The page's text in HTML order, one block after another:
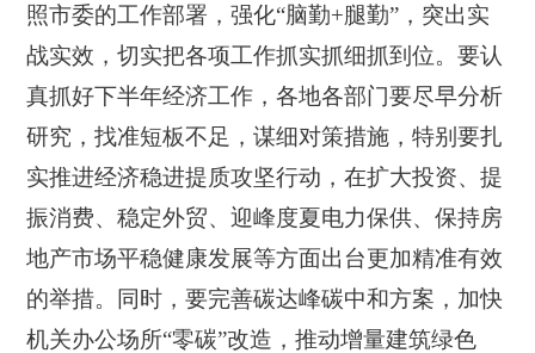
照市委的工作部署，强化“脑勤+腿勤”，突出实
战实效，切实把各项工作抓实抓细抓到位。要认
真抓好下半年经济工作，各地各部门要尽早分析
研究，找准短板不足，谋细对策措施，特别要扎
实推进经济稳进提质攻坚行动，在扩大投资、提
振消费、稳定外贸、迎峰度夏电力保供、保持房
地产市场平稳健康发展等方面出台更加精准有效
的举措。同时，要完善碳达峰碳中和方案，加快
机关办公场所“零碳”改造，推动增量建筑绿色